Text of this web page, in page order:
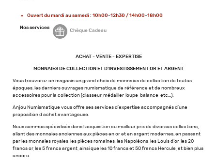
Ouvert du mardi au samedi : 10h00-12h30 / 14h00-18h00
Nos services
Chèque Cadeau
ACHAT - VENTE - EXPERTISE
MONNAIES DE COLLECTION ET D'INVESTISSEMENT OR ET ARGENT
Vous trouverez en magasin un grand choix de monnaies de collection de toutes
époques, les derniers ouvrages numismatique de référence et de nombreux
accessoires pour la collection (classeur, médailler, loupe, balance, etc…).
Anjou Numismatique vous offre ses services d’expertise accompagnés d’une
proposition d’achat avantageuse.
Nous sommes spécialisés dans l’acquisition au meilleur prix de diverses collections,
allant des monnaies anciennes aux pièces en or et en argent modernes, en passant
par les monnaies royales, les pièces romaines, les Napoléons, les Louis d’or, les 20
francs or, les 5 francs argent, ainsi que les 10 francs et 50 francs Hercule, et bien plus
encore.